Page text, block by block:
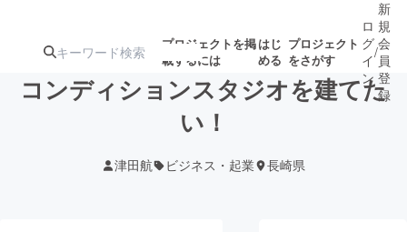
プロジェクトを掲
載するには
はじ
める
プロジェクト
をさがす
注目のリ
ターン
注目の新着プロ
ジェクト
募集終了が近いプ
ロジェクト
ロ
グ
イ
ン
/
新
規
会
員
登
録
コンディションスタジオを建てた
い！
津田航 ビジネス・起業 長崎県